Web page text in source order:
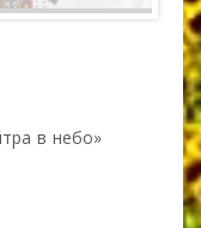
в небо»